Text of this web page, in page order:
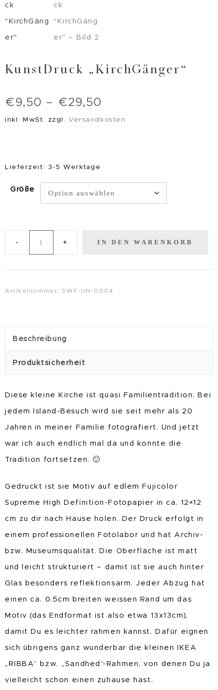
KunstDruck „KirchGänger“
€ 9,50 – €29,50
inkl. MwSt. zzgl.Versandkosten
Lieferzeit: 3-5 Werktage
Größe
IN DEN WARENKORB
Artikelnummer: SWF-UN-0004
Beschreibung
Produktsicherheit
Diese kleine Kirche ist quasi Familientradition: Bei
jedem Island-Besuch wird sie seit mehr als 20
Jahren in meiner Familie fotografiert. Und jetzt
war ich auch endlich mal da und konnte die
Tradition fortsetzen. 🙂
Gedruckt ist sie Motiv auf edlem Fujicolor
Supreme High Definition-Fotopapier in ca. 12×12
cm zu dir nach Hause holen. Der Druck erfolgt in
einem professionellen Fotolabor und hat Archiv-
bzw. Museumsqualität. Die Oberfläche ist matt
und leicht strukturiert – damit ist sie auch hinter
Glas besonders reflektionsarm. Jeder Abzug hat
einen ca. 0.5cm breiten weissen Rand um das
Motiv (das Endformat ist also etwa 13x13cm),
damit Du es leichter rahmen kannst. Dafür eignen
sich übrigens ganz wunderbar die kleinen IKEA
„RIBBA“ bzw. „Sandhed“-Rahmen, von denen Du ja
vielleicht schon einen zuhause hast.